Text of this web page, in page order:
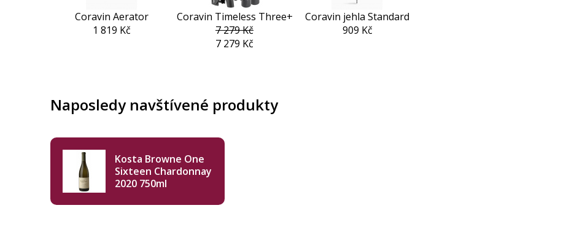
Coravin Aerator
1 819 Kč
Coravin Timeless Three+
7 279 Kč
7 279 Kč
Coravin jehla Standard
909 Kč
Naposledy navštívené produkty
Kosta Browne One
Sixteen Chardonnay
2020 750ml